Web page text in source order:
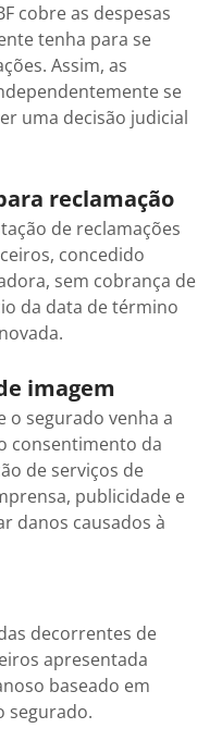
cobre as despesas
tenha para se
Assim, as
se
uma decisão judicial
reclamação
de reclamações
concedido
sem cobrança de
da data de término
imagem
o segurado venha a
consentimento da
de serviços de
publicidade e
danos causados à
decorrentes de
apresentada
baseado em
segurado.